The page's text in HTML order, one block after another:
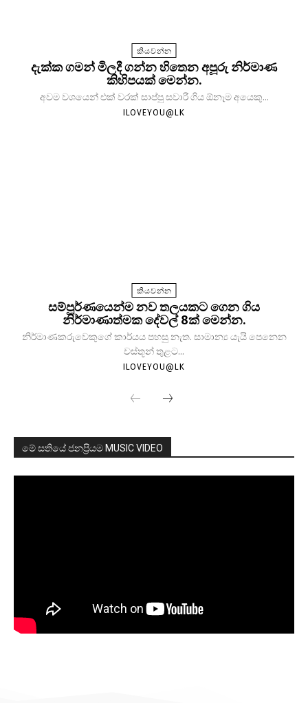
කියවන්න
දැක්ක ගමන් මිලදී ගන්න හිතෙන අපූරු නිර්මාණ
කිහිපයක් මෙන්න.
අවම වශයෙන් එක් වරක් සාප්පු සවාරි ගිය ඕනෑම අයෙකු...
ILOVEYOU@LK
කියවන්න
සම්පූර්ණයෙන්ම නව තලයකට ගෙන ගිය
නිර්මාණාත්මක දේවල් 8ක් මෙන්න.
නිර්මාණකරුවෙකුගේ කාර්යය පහසු නැත. සාමාන්‍ය යැයි පෙනෙන
වස්තූන් තුළට...
ILOVEYOU@LK
මේ සතියේ ජනප්‍රියම MUSIC VIDEO